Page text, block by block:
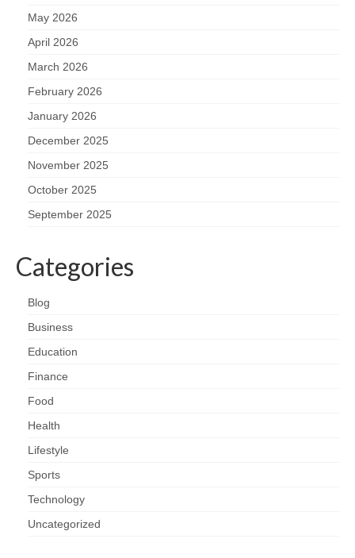
May 2026
April 2026
March 2026
February 2026
January 2026
December 2025
November 2025
October 2025
September 2025
Categories
Blog
Business
Education
Finance
Food
Health
Lifestyle
Sports
Technology
Uncategorized